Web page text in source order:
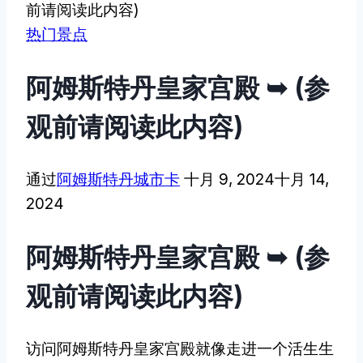
前请阅读此内容)
热门景点
阿姆斯特丹皇家宫殿 ➥ (参
观前请阅读此内容)
通过阿姆斯特丹城市卡 十月 9, 2024十月 14,
2024
阿姆斯特丹皇家宫殿 ➥ (参
观前请阅读此内容)
访问阿姆斯特丹皇家宫殿就像走进一个活生生